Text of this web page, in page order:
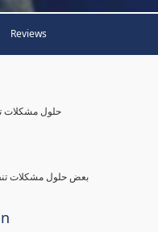
Reviews
حلول مشكلات
بعض حلول مشكلات